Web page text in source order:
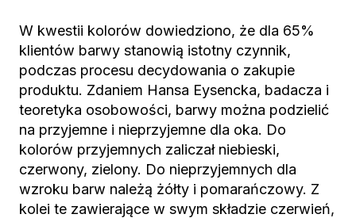
W kwestii kolorów dowiedziono, że dla 65%
klientów barwy stanowią istotny czynnik,
podczas procesu decydowania o zakupie
produktu. Zdaniem Hansa Eysencka, badacza i
teoretyka osobowości, barwy można podzielić
na przyjemne i nieprzyjemne dla oka. Do
kolorów przyjemnych zaliczał niebieski,
czerwony, zielony. Do nieprzyjemnych dla
wzroku barw należą żółty i pomarańczowy. Z
kolei te zawierające w swym składzie czerwień,